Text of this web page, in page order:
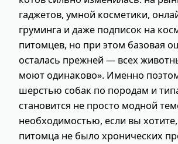
гаджетов, умной косметики,
груминга и даже подписок на
питомцев, но при этом базовая
осталась прежней — всех
моют одинаково». Именно
шерстью собак по породам и
становится не просто модной
необходимостью, если вы
питомца не было хронических